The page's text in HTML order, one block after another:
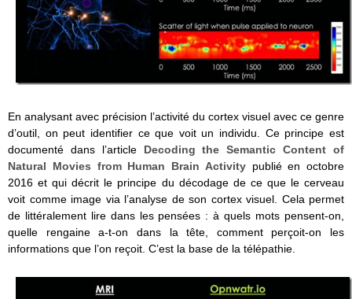
En analysant avec précision l’activité du cortex visuel avec ce genre
d’outil, on peut identifier ce que voit un individu. Ce principe est
documenté dans l’article Decoding the Semantic Content of
Natural Movies from Human Brain Activitypublié en octobre
2016 et qui décrit le principe du décodage de ce que le cerveau
voit comme image via l’analyse de son cortex visuel. Cela permet
de littéralement lire dans les pensées : à quels mots pensent-on,
quelle rengaine a-t-on dans la tête, comment perçoit-on les
informations que l’on reçoit. C’est la base de la télépathie.